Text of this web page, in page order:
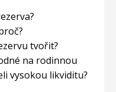
tvořit?
na rodinnou
vysokou likviditu?